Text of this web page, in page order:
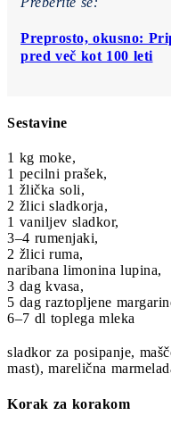
Preprosto, okusno:
pred več kot 100 leti
Sestavine
1 kg moke,
1 pecilni prašek,
1 žlička soli,
2 žlici sladkorja,
1 vaniljev sladkor,
3–4 rumenjaki,
2 žlici ruma,
naribana limonina lupina,
3 dag kvasa,
5 dag raztopljene
6–7 dl toplega mleka
sladkor za posipanje,
mast), marelična
Korak za korakom